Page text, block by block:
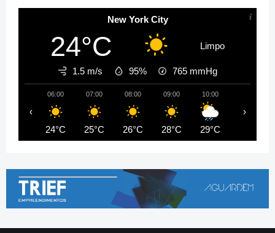
New York City
24°C Limpo
1.5 m/s 95% 765 mmHg
06:00
24°C
07:00
25°C
08:00
26°C
09:00
28°C
10:00
29°C
‹ ›